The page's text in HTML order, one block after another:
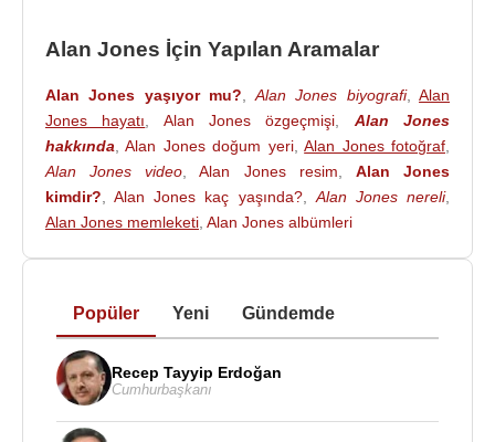
Grand Prix
zaferini 1977 Avusturya
’sinde kazandı ve bu başarı, onun
1’deki yerini güçlendirdi.
En büyük başarısını Williams takımıyla elde etti.
1980 yılında
Formula 1
Dünya Sürücüler
Şampiyonluğu’nu kazananAlan Jones
, Williams’ın
Formula 1’de büyük bir güç haline gelmesinde
oldu.
Formula 1
Prixzaferi, 24 podyum, 6 pole pozisyonu ve 13 en
hızlı tur elde etti. Son
Caesars Palace
Alan Jones İçin Yapılan Aramalar
Alan Jones yaşıyor mu? ,Alan Jones biyografi,Alan
Jones hayatı
Alan Jones özgeçmişi
Alan Jones
hakkında ,Alan Jones doğum yeri,Alan Jones fotoğraf
Alan Jones video ,Alan Jones resim
Alan Jones
kimdir? ,Alan Jones kaç yaşında?, Alan Jones nereli,
Alan Jones memleketi Alan Jones albümleri
Popüler Yeni Gündemde
Recep Tayyip Erdoğan
Cumhurbaşkanı